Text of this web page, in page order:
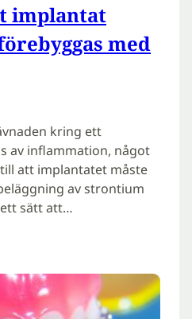
implantat
med
kring ett
av inflammation, något
att implantatet måste
av strontium
sätt att…